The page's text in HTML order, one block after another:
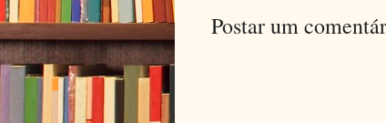
Postar um